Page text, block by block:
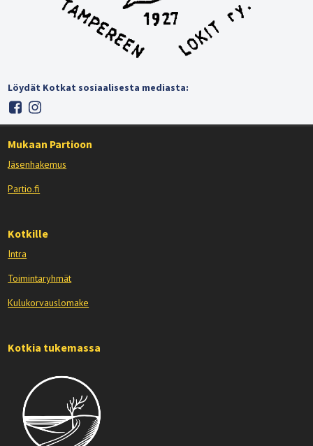
Löydät Kotkat sosiaalisesta mediasta:
Mukaan Partioon
Jäsenhakemus
Partio.fi
Kotkille
Intra
Toimintaryhmät
Kulukorvauslomake
Kotkia tukemassa